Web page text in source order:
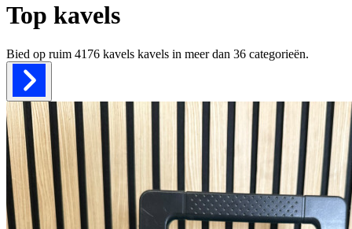
Top kavels
Bied op ruim 4176 kavels kavels in meer dan 36 categorieën.